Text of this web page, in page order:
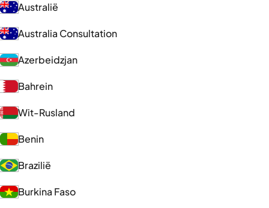
Australië
Australia Consultation
Azerbeidzjan
Bahrein
Wit-Rusland
Benin
Brazilië
Burkina Faso